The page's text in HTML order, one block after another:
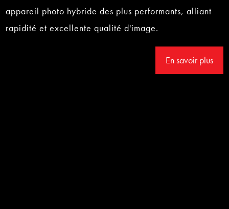
appareil photo hybride des plus performants, alliant
rapidité et excellente qualité d'image.
En savoir plus